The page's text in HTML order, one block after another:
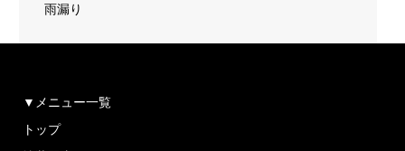
雨漏り
▼メニュー一覧
トップ